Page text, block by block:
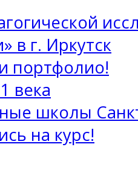
в г. Иркутск
портфолио!
века
школы
на курс!